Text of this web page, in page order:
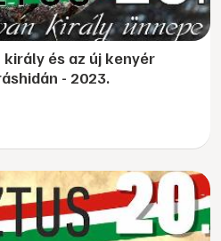
és az új kenyér
- 2023.